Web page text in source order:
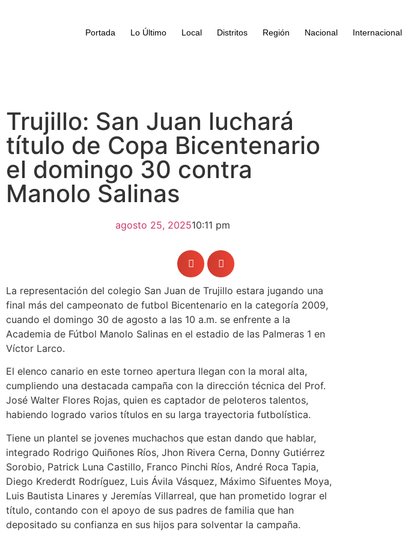
Portada Lo Último Local Distritos Región Nacional Internacional
Trujillo: San Juan luchará
título de Copa Bicentenario
el domingo 30 contra
Manolo Salinas
agosto 25, 202510:11 pm
La representación del colegio San Juan de Trujillo estara jugando una
final más del campeonato de futbol Bicentenario en la categoría 2009,
cuando el domingo 30 de agosto a las 10 a.m. se enfrente a la
Academia de Fútbol Manolo Salinas en el estadio de las Palmeras 1 en
Víctor Larco.
El elenco canario en este torneo apertura llegan con la moral alta,
cumpliendo una destacada campaña con la dirección técnica del Prof.
José Walter Flores Rojas, quien es captador de peloteros talentos,
habiendo logrado varios títulos en su larga trayectoria futbolística.
Tiene un plantel se jovenes muchachos que estan dando que hablar,
integrado Rodrigo Quiñones Ríos, Jhon Rivera Cerna, Donny Gutiérrez
Sorobio, Patrick Luna Castillo, Franco Pinchi Ríos, André Roca Tapia,
Diego Krederdt Rodríguez, Luis Ávila Vásquez, Máximo Sifuentes Moya,
Luis Bautista Linares y Jeremías Villarreal, que han prometido lograr el
título, contando con el apoyo de sus padres de familia que han
depositado su confianza en sus hijos para solventar la campaña.